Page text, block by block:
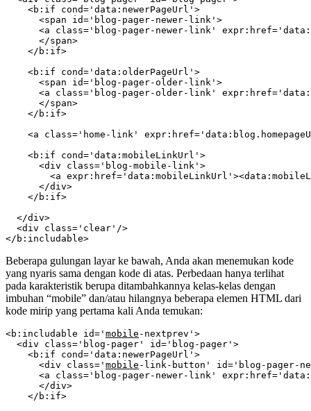
    <b:if cond='data:newerPageUrl'>
      <span id='blog-pager-newer-link'>
<a class='blog-pager-newer-link'
      </span>
    </b:if>
    <b:if cond='data:olderPageUrl'>
      <span id='blog-pager-older-link'>
<a class='blog-pager-older-link'
      </span>
    </b:if>
<a class='home-link'
    <b:if cond='data:mobileLinkUrl'>
      <div class='blog-mobile-link'>
<a
      </div>
    </b:if>
  </div>
  <div class='clear'/>
</b:includable>
Beberapa gulungan layar ke bawah, Anda akan menemukan kode
yang nyaris sama dengan kode di atas. Perbedaan hanya terlihat
pada karakteristik berupa ditambahkannya kelas-kelas dengan
imbuhan “mobile” dan/atau hilangnya beberapa elemen HTML dari
kode mirip yang pertama kali Anda temukan:
<b:includable id=' mobile -nextprev'>
  <div class='blog-pager' id='blog-pager'>
    <b:if cond='data:newerPageUrl'>
      <div class='
mobile -link-button' id='blog-pager-
<a class='blog-pager-newer-link'
      </div>
    </b:if>